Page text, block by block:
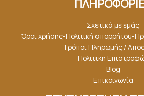
Σχετικά με εμάς
Όροι χρήσης-Πολιτική απορρήτου-
Τρόποι Πληρωμής /
Πολιτική
Blog
Επικοινωνία